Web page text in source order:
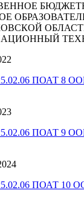
ПОАТ 8
ПОАТ 9
ПОАТ 10